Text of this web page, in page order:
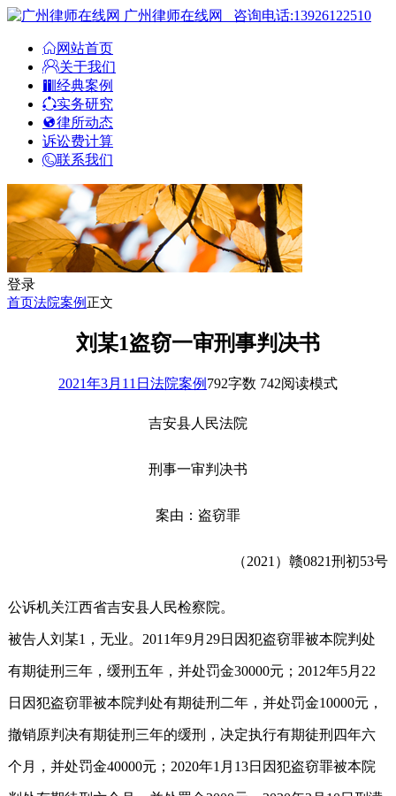
广州律师在线网 咨询电话:13926122510
网站首页
关于我们
经典案例
实务研究
律所动态
诉讼费计算
联系我们
登录
首页法院案例 正文
刘某1盗窃一审刑事判决书
2021年3月11日 法院案例 792字数 742阅读模式
吉安县人民法院
刑事一审判决书
案由：盗窃罪
（2021）赣0821刑初53号
公诉机关江西省吉安县人民检察院。
被告人刘某1，无业。2011年9月29日因犯盗窃罪被本院判处
有期徒刑三年，缓刑五年，并处罚金30000元；2012年5月22
日因犯盗窃罪被本院判处有期徒刑二年，并处罚金10000元，
撤销原判决有期徒刑三年的缓刑，决定执行有期徒刑四年六
个月，并处罚金40000元；2020年1月13日因犯盗窃罪被本院